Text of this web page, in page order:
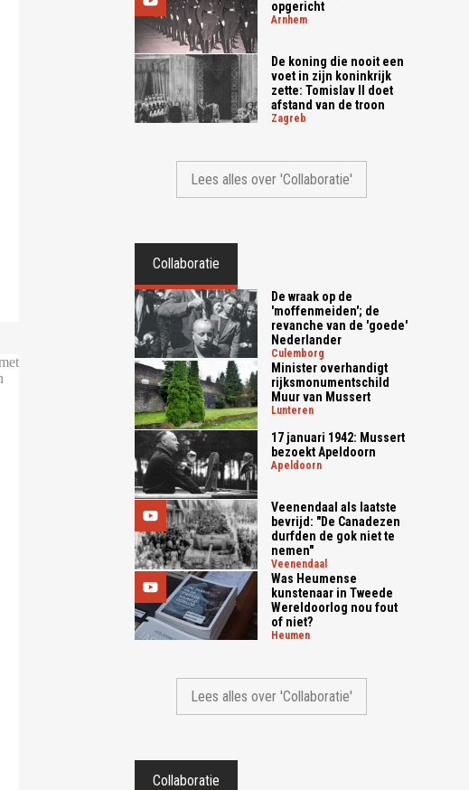
opgericht
arnhem
De koning die nooit een
voet in zijn koninkrijk
zette: Tomislav II doet
afstand van de troon
zagreb
Lees alles over 'Collaboratie'
Collaboratie
De wraak op de
'moffenmeiden'; de
revanche van de 'goede'
Nederlander
culemborg
Minister overhandigt
rijksmonumentschild
Muur van Mussert
lunteren
17 januari 1942: Mussert
bezoekt Apeldoorn
apeldoorn
Veenendaal als laatste
bevrijd: "De Canadezen
durfden de gok niet te
nemen"
veenendaal
Was Heumense
kunstenaar in Tweede
Wereldoorlog nou fout
of niet?
heumen
Lees alles over 'Collaboratie'
Collaboratie